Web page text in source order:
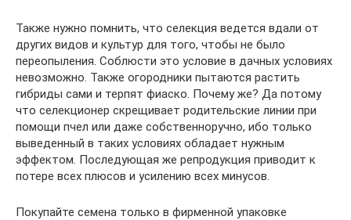
Также нужно помнить, что селекция ведется вдали от
других видов и культур для того, чтобы не было
переопыления. Соблюсти это условие в дачных условиях
невозможно. Также огородники пытаются растить
гибриды сами и терпят фиаско. Почему же? Да потому
что селекционер скрещивает родительские линии при
помощи пчел или даже собственноручно, ибо только
выведенный в таких условиях обладает нужным
эффектом. Последующая же репродукция приводит к
потере всех плюсов и усилению всех минусов.
Покупайте семена только в фирменной упаковке